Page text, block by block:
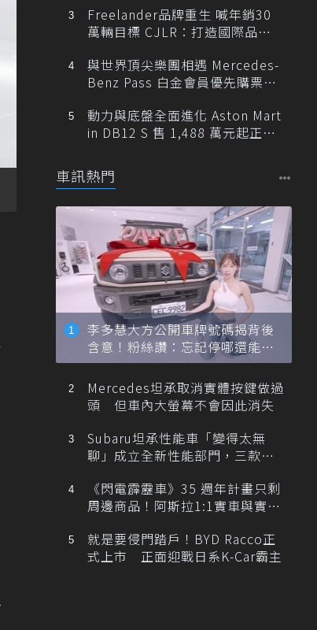
Freelander品牌重生 喊年銷30
萬輛目標 CJLR：打造國際品牌
與世界頂尖樂團相遇 Mercedes-
Benz Pass 白金會員優先購票維
動力與底盤全面進化 Aston Mart
in DB12 S 售 1,488 萬元起正式
車訊熱門
李多慧大方公開車牌號碼揭背後
含意！粉絲讚：忘記停哪還能幫
忙找車
Mercedes坦承取消實體按鍵做過
頭 但車內大螢幕不會因此消失
Subaru坦承性能車「變得太無
聊」成立全新性能部門，三款手
《閃電霹靂車》35 週年計畫只剩
周邊商品！阿斯拉1:1實車與實體
就是要侵門踏戶！BYD Racco正
式上市 正面迎戰日系K-Car霸主